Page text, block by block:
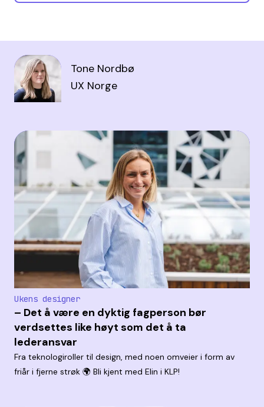
Tone Nordbø
UX Norge
Ukens designer
– Det å være en dyktig fagperson bør
verdsettes like høyt som det å ta
lederansvar
Fra teknologiroller til design, med noen omveier i form av
friår i fjerne strøk 🌍 Bli kjent med Elin i KLP!